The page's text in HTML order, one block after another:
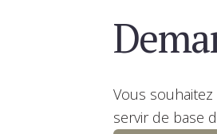
Vous
servir de base